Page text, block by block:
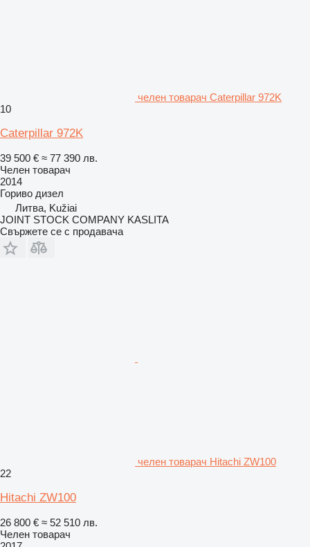
челен товарач Caterpillar 972K
10
Caterpillar 972K
39 500 € ≈ 77 390 лв.
Челен товарач
2014
Гориво дизел
Литва, Kužiai
JOINT STOCK COMPANY KASLITA
Свържете се с продавача
челен товарач Hitachi ZW100
22
Hitachi ZW100
26 800 € ≈ 52 510 лв.
Челен товарач